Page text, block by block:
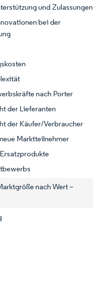
und Zulassungen
bei der
nach Porter
der Lieferanten
der Käufer/Verbraucher
Marktteilnehmer
nach Wert –